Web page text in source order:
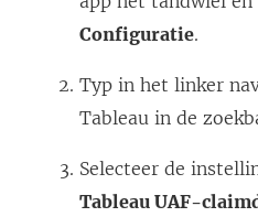
Configuratie.
Typ in het linker
Tableau in de
Selecteer de
Tableau UAF-